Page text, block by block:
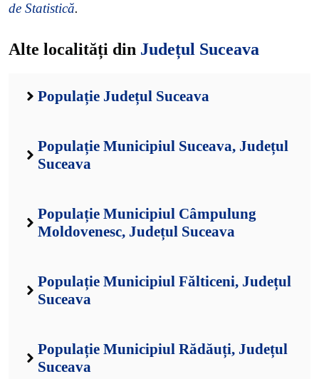
de Statistică.
Alte localități din Județul Suceava
Populație Județul Suceava
Populație Municipiul Suceava, Județul
Suceava
Populație Municipiul Câmpulung
Moldovenesc, Județul Suceava
Populație Municipiul Fălticeni, Județul
Suceava
Populație Municipiul Rădăuți, Județul
Suceava